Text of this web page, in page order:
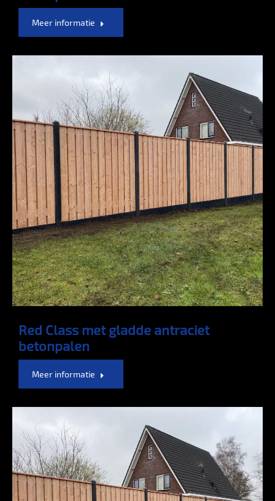
Meer informatie
Red Class met gladde antraciet
betonpalen
Meer informatie